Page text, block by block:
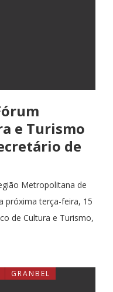
e Turismo
de
Metropolitana de
próxima terça-feira, 15
de Cultura e Turismo,
GRANBEL